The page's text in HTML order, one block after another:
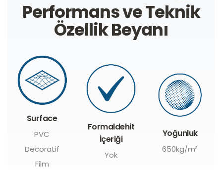
Performans ve Teknik
Özellik Beyanı
Surface
PVC
Decoratif
Film
Formaldehit
İçeriği
Yok
Yoğunluk
650kg/m³